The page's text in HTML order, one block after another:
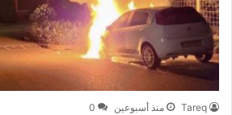
Tareq منذ أسبوعين 0